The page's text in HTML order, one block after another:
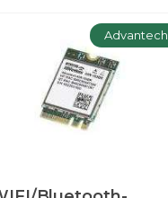
Advantech